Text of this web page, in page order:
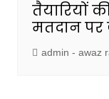
तैयारियों
मतदान पर
admin - awaz